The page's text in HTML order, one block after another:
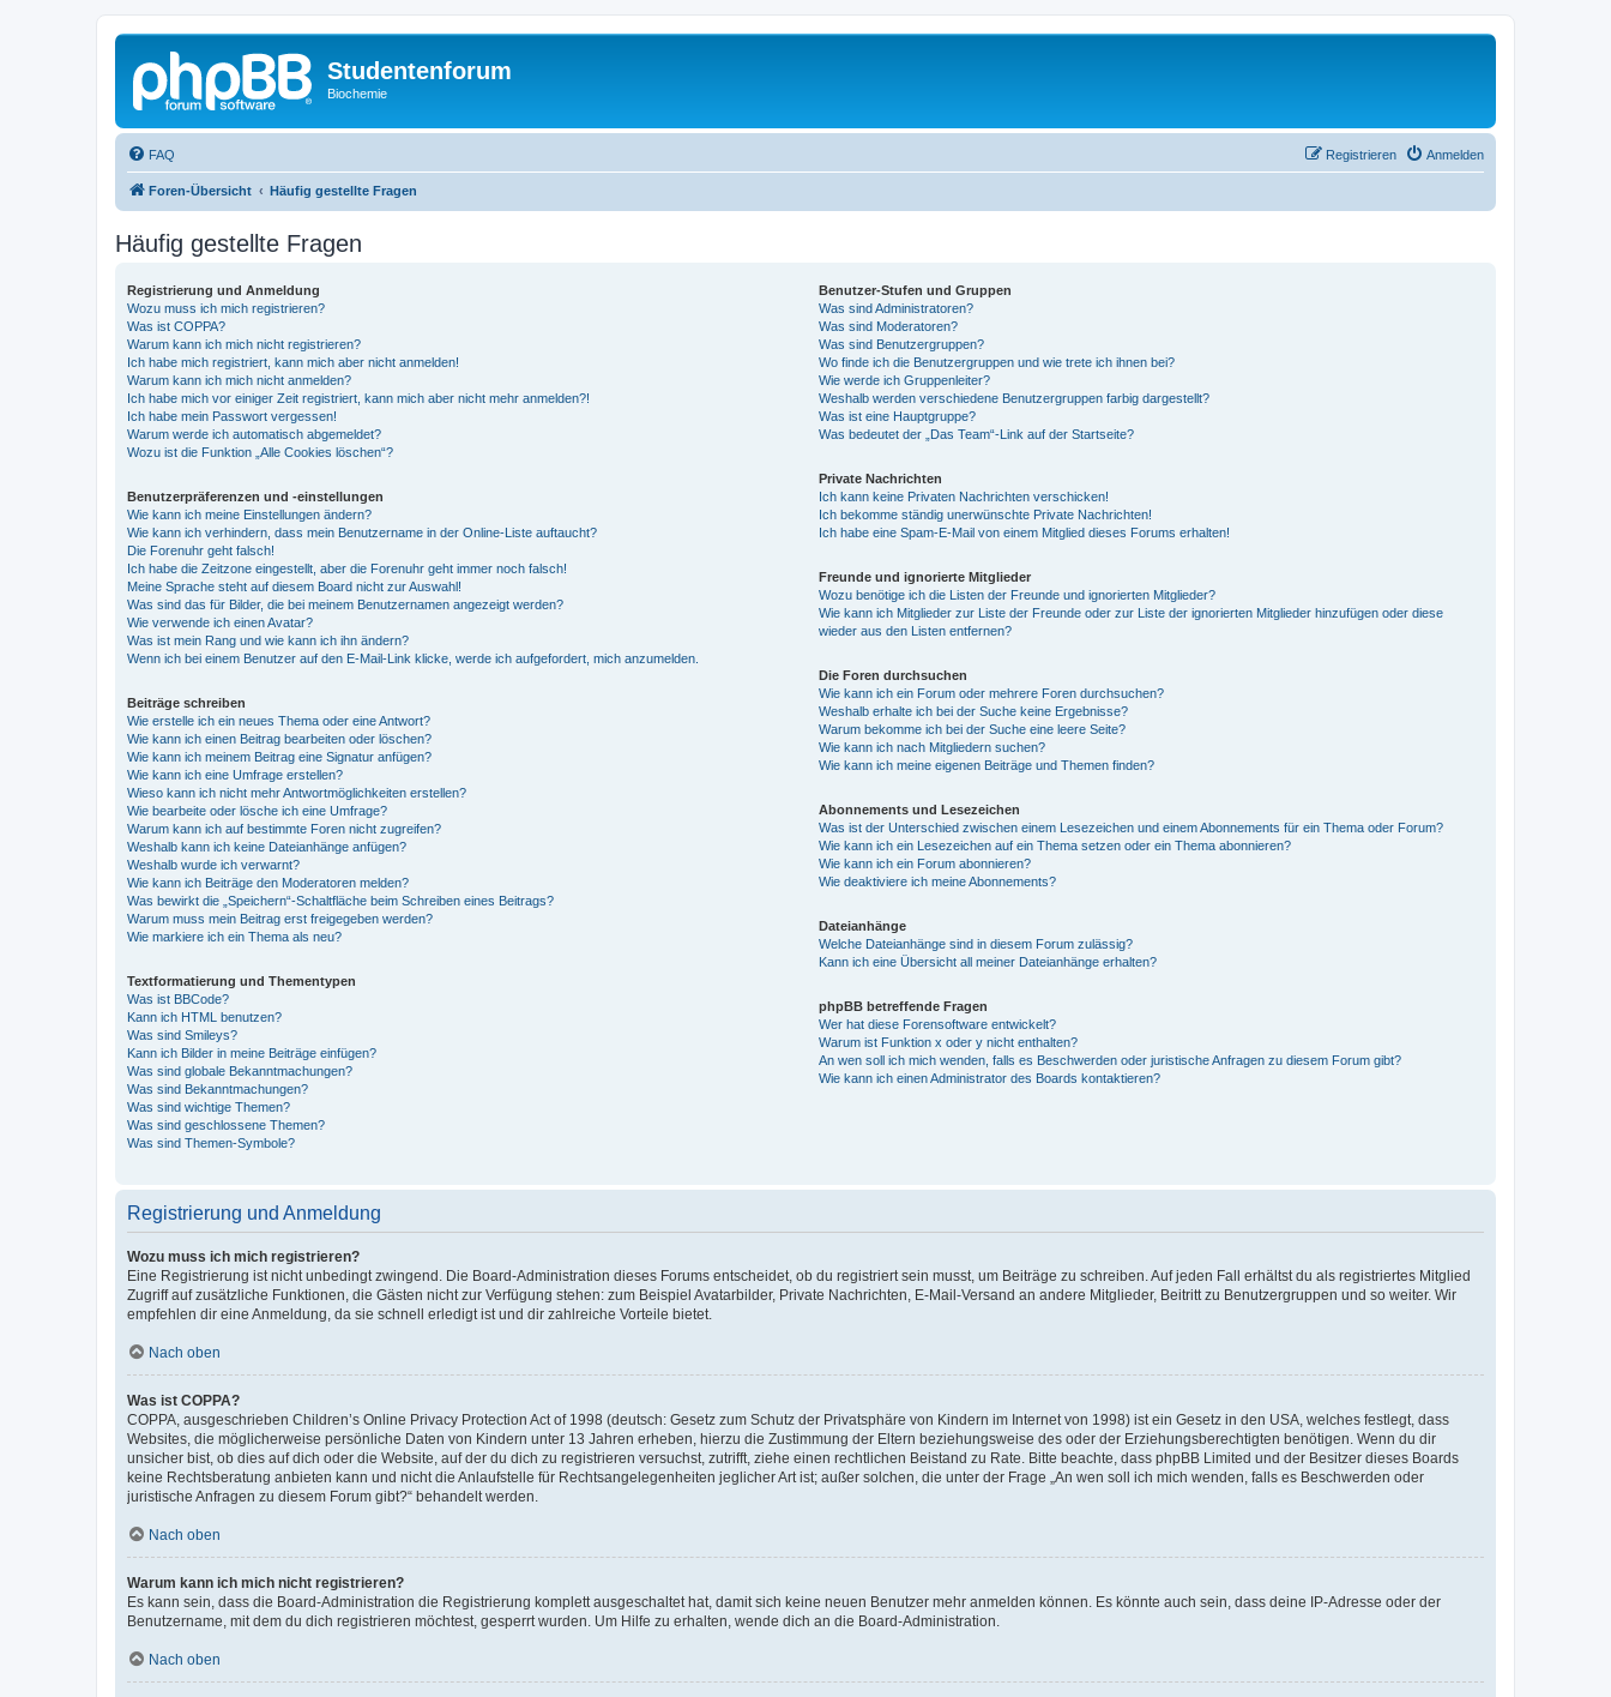
Studentenforum
Biochemie
FAQ Anmelden
Registrieren
Foren-Übersicht Häufig gestellte Fragen
Häufig gestellte Fragen
Registrierung und Anmeldung
Wozu muss ich mich registrieren?
Was ist COPPA?
Warum kann ich mich nicht registrieren?
Ich habe mich registriert, kann mich aber nicht anmelden!
Warum kann ich mich nicht anmelden?
Ich habe mich vor einiger Zeit registriert, kann mich aber nicht mehr anmelden?!
Ich habe mein Passwort vergessen!
Warum werde ich automatisch abgemeldet?
Wozu ist die Funktion „Alle Cookies löschen“?
Benutzerpräferenzen und -einstellungen
Wie kann ich meine Einstellungen ändern?
Wie kann ich verhindern, dass mein Benutzername in der Online-Liste auftaucht?
Die Forenuhr geht falsch!
Ich habe die Zeitzone eingestellt, aber die Forenuhr geht immer noch falsch!
Meine Sprache steht auf diesem Board nicht zur Auswahl!
Was sind das für Bilder, die bei meinem Benutzernamen angezeigt werden?
Wie verwende ich einen Avatar?
Was ist mein Rang und wie kann ich ihn ändern?
Wenn ich bei einem Benutzer auf den E-Mail-Link klicke, werde ich aufgefordert, mich anzumelden.
Beiträge schreiben
Wie erstelle ich ein neues Thema oder eine Antwort?
Wie kann ich einen Beitrag bearbeiten oder löschen?
Wie kann ich meinem Beitrag eine Signatur anfügen?
Wie kann ich eine Umfrage erstellen?
Wieso kann ich nicht mehr Antwortmöglichkeiten erstellen?
Wie bearbeite oder lösche ich eine Umfrage?
Warum kann ich auf bestimmte Foren nicht zugreifen?
Weshalb kann ich keine Dateianhänge anfügen?
Weshalb wurde ich verwarnt?
Wie kann ich Beiträge den Moderatoren melden?
Was bewirkt die „Speichern“-Schaltfläche beim Schreiben eines Beitrags?
Warum muss mein Beitrag erst freigegeben werden?
Wie markiere ich ein Thema als neu?
Textformatierung und Thementypen
Was ist BBCode?
Kann ich HTML benutzen?
Was sind Smileys?
Kann ich Bilder in meine Beiträge einfügen?
Was sind globale Bekanntmachungen?
Was sind Bekanntmachungen?
Was sind wichtige Themen?
Was sind geschlossene Themen?
Was sind Themen-Symbole?
Benutzer-Stufen und Gruppen
Was sind Administratoren?
Was sind Moderatoren?
Was sind Benutzergruppen?
Wo finde ich die Benutzergruppen und wie trete ich ihnen bei?
Wie werde ich Gruppenleiter?
Weshalb werden verschiedene Benutzergruppen farbig dargestellt?
Was ist eine Hauptgruppe?
Was bedeutet der „Das Team“-Link auf der Startseite?
Private Nachrichten
Ich kann keine Privaten Nachrichten verschicken!
Ich bekomme ständig unerwünschte Private Nachrichten!
Ich habe eine Spam-E-Mail von einem Mitglied dieses Forums erhalten!
Freunde und ignorierte Mitglieder
Wozu benötige ich die Listen der Freunde und ignorierten Mitglieder?
Wie kann ich Mitglieder zur Liste der Freunde oder zur Liste der ignorierten Mitglieder hinzufügen oder diese
wieder aus den Listen entfernen?
Die Foren durchsuchen
Wie kann ich ein Forum oder mehrere Foren durchsuchen?
Weshalb erhalte ich bei der Suche keine Ergebnisse?
Warum bekomme ich bei der Suche eine leere Seite?
Wie kann ich nach Mitgliedern suchen?
Wie kann ich meine eigenen Beiträge und Themen finden?
Abonnements und Lesezeichen
Was ist der Unterschied zwischen einem Lesezeichen und einem Abonnements für ein Thema oder Forum?
Wie kann ich ein Lesezeichen auf ein Thema setzen oder ein Thema abonnieren?
Wie kann ich ein Forum abonnieren?
Wie deaktiviere ich meine Abonnements?
Dateianhänge
Welche Dateianhänge sind in diesem Forum zulässig?
Kann ich eine Übersicht all meiner Dateianhänge erhalten?
phpBB betreffende Fragen
Wer hat diese Forensoftware entwickelt?
Warum ist Funktion x oder y nicht enthalten?
An wen soll ich mich wenden, falls es Beschwerden oder juristische Anfragen zu diesem Forum gibt?
Wie kann ich einen Administrator des Boards kontaktieren?
Registrierung und Anmeldung
Wozu muss ich mich registrieren?
Eine Registrierung ist nicht unbedingt zwingend. Die Board-Administration dieses Forums entscheidet, ob du registriert sein musst, um Beiträge zu schreiben. Auf jeden Fall erhältst du als registriertes Mitglied
Zugriff auf zusätzliche Funktionen, die Gästen nicht zur Verfügung stehen: zum Beispiel Avatarbilder, Private Nachrichten, E-Mail-Versand an andere Mitglieder, Beitritt zu Benutzergruppen und so weiter. Wir
empfehlen dir eine Anmeldung, da sie schnell erledigt ist und dir zahlreiche Vorteile bietet.
Nach oben
Was ist COPPA?
COPPA, ausgeschrieben Children’s Online Privacy Protection Act of 1998 (deutsch: Gesetz zum Schutz der Privatsphäre von Kindern im Internet von 1998) ist ein Gesetz in den USA, welches festlegt, dass
Websites, die möglicherweise persönliche Daten von Kindern unter 13 Jahren erheben, hierzu die Zustimmung der Eltern beziehungsweise des oder der Erziehungsberechtigten benötigen. Wenn du dir
unsicher bist, ob dies auf dich oder die Website, auf der du dich zu registrieren versuchst, zutrifft, ziehe einen rechtlichen Beistand zu Rate. Bitte beachte, dass phpBB Limited und der Besitzer dieses Boards
keine Rechtsberatung anbieten kann und nicht die Anlaufstelle für Rechtsangelegenheiten jeglicher Art ist; außer solchen, die unter der Frage „An wen soll ich mich wenden, falls es Beschwerden oder
juristische Anfragen zu diesem Forum gibt?“ behandelt werden.
Nach oben
Warum kann ich mich nicht registrieren?
Es kann sein, dass die Board-Administration die Registrierung komplett ausgeschaltet hat, damit sich keine neuen Benutzer mehr anmelden können. Es könnte auch sein, dass deine IP-Adresse oder der
Benutzername, mit dem du dich registrieren möchtest, gesperrt wurden. Um Hilfe zu erhalten, wende dich an die Board-Administration.
Nach oben